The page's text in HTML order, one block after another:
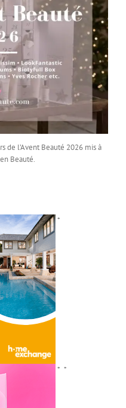
de l’Avent Beauté 2026 mis à
Beauté.
*
* *